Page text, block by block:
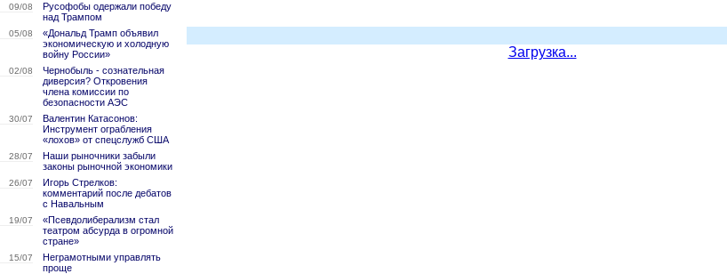
09/08
Русофобы одержали победу
над Трампом
05/08
«Дональд Трамп объявил
экономическую и холодную
войну России»
02/08
Чернобыль - сознательная
диверсия? Откровения
члена комиссии по
безопасности АЭС
30/07
Валентин Катасонов:
Инструмент ограбления
«лохов» от спецслужб США
28/07
Наши рыночники забыли
законы рыночной экономики
26/07
Игорь Стрелков:
комментарий после дебатов
с Навальным
19/07
«Псевдолиберализм стал
театром абсурда в огромной
стране»
15/07
Неграмотными управлять
проще
Загрузка...